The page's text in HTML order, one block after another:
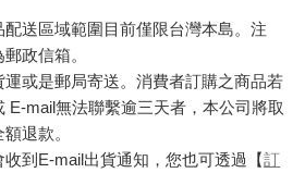
送區域範圍目前僅限台灣本島。注
政信箱。
或是郵局寄送。消費者訂購之商品若
E-mail無法聯繫逾三天者，本公司將取
退款。
到E-mail出貨通知，您也可透過【訂